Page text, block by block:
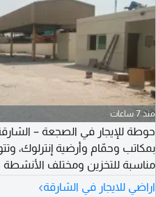
منذ 7 ساعات
بمكاتب وحمّام وأرضية إنترلوك،
مناسبة للتخزين ومختلف الأنشطة
منافس، الإيجار السنوي 250000 درهم، والدفع على 4 دفعات. للتواصل
اراضي للايجار في الشارقة›